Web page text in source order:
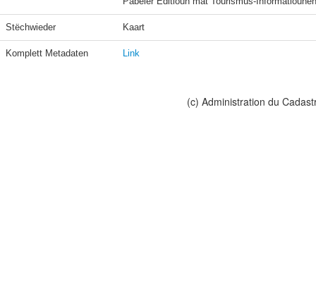
Stëchwieder Kaart
Komplett Metadaten Link
(c) Administration du